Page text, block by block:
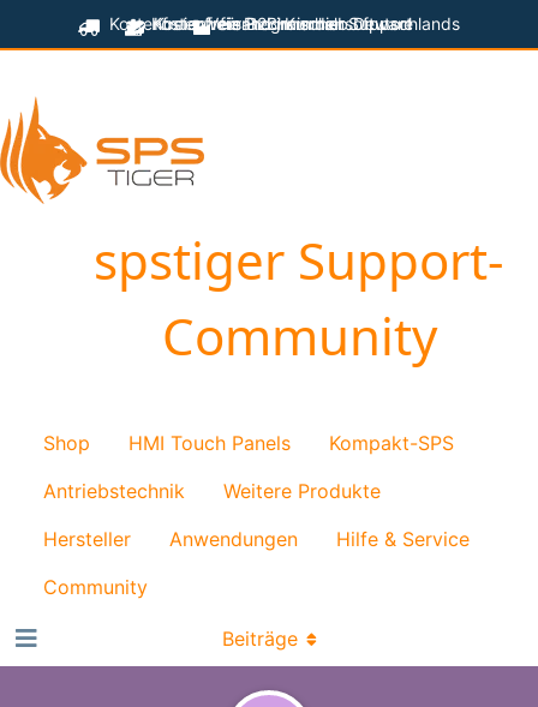
Kostenfreier technischer Support
Kostenfreier Versand innerhalb Deutschlands
Kostenfreie Programmiersoftware
für B2B-Kunden
spstiger Support-
Community
Shop HMI Touch Panels
Kompakt-SPS
Antriebstechnik
Weitere Produkte
Hersteller
Anwendungen
Hilfe & Service
Community
Beiträge